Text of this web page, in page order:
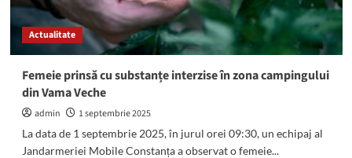
dar
și
în
mașină
Actualitate
Femeie prinsă cu substanțe interzise în zona campingului
din Vama Veche
admin
1 septembrie 2025
La data de 1 septembrie 2025, în jurul orei 09:30, un echipaj al
Jandarmeriei Mobile Constanța a observat o femeie...